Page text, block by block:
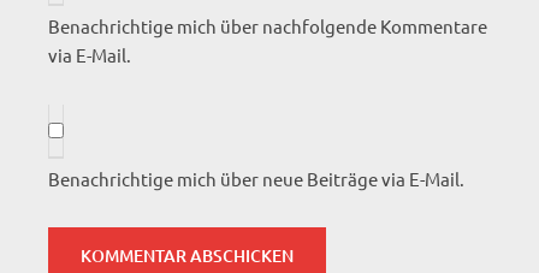
Benachrichtige mich über nachfolgende Kommentare
via E-Mail.
Benachrichtige mich über neue Beiträge via E-Mail.